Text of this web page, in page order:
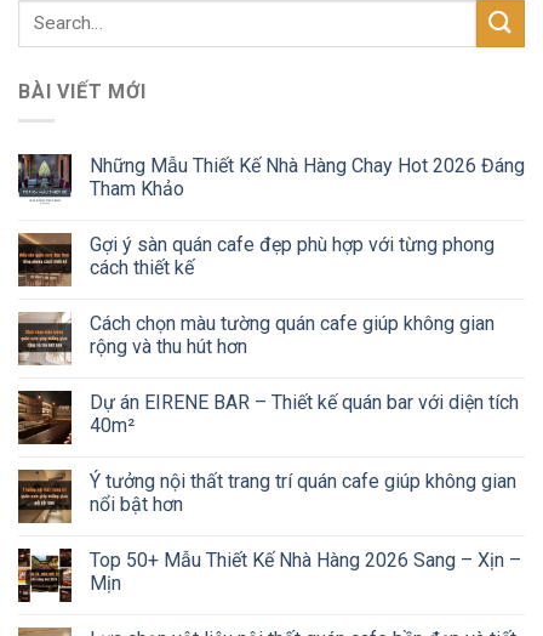
BÀI VIẾT MỚI
Những Mẫu Thiết Kế Nhà Hàng Chay Hot 2026 Đáng
Tham Khảo
Gợi ý sàn quán cafe đẹp phù hợp với từng phong
cách thiết kế
Cách chọn màu tường quán cafe giúp không gian
rộng và thu hút hơn
Dự án EIRENE BAR – Thiết kế quán bar với diện tích
40m²
Ý tưởng nội thất trang trí quán cafe giúp không gian
nổi bật hơn
Top 50+ Mẫu Thiết Kế Nhà Hàng 2026 Sang – Xịn –
Mịn